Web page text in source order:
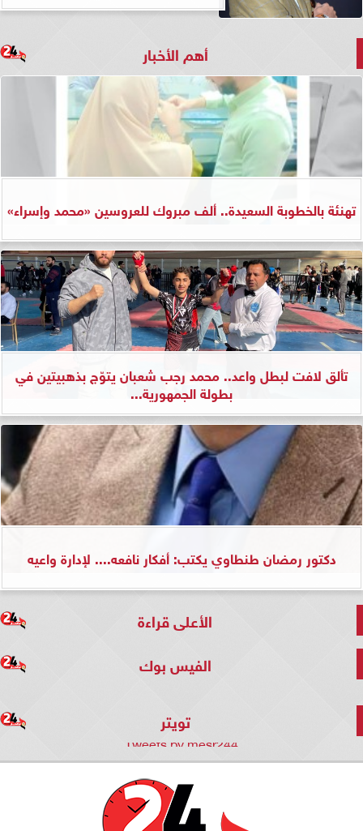
أهم الأخبار
تهنئة بالخطوبة السعيدة.. ألف مبروك للعروسين «محمد وإسراء»
تألق لافت لبطل واعد.. محمد رجب شعبان يتوّج بذهبيتين في
بطولة الجمهورية...
دكتور رمضان طنطاوي يكتب: أفكار نافعه.... لإدارة واعيه
الأعلى قراءة
الفيس بوك
تويتر
Tweets by mesr244